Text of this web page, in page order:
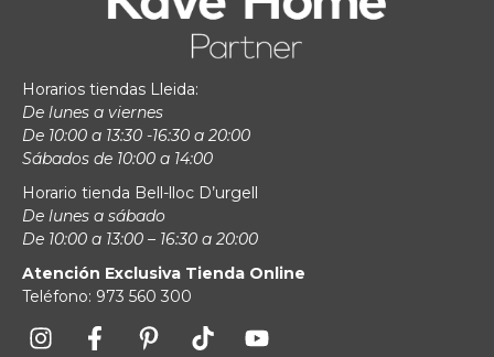
Horarios tiendas Lleida:
De lunes a viernes
De 10:00 a 13:30 -16:30 a 20:00
Sábados de 10:00 a 14:00
Horario tienda Bell-lloc D’urgell
De lunes a sábado
De 10:00 a 13:00 – 16:30 a 20:00
Atención Exclusiva Tienda Online
Teléfono: 973 560 300